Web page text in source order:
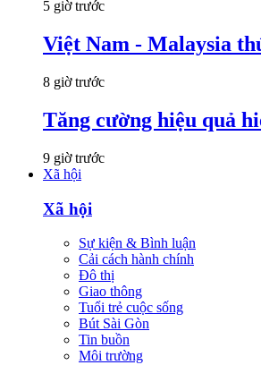
5 giờ trước
Việt Nam - Malaysia
8 giờ trước
Tăng cường hiệu quả
9 giờ trước
Xã hội
Xã hội
Sự kiện & Bình luận
Cải cách hành chính
Đô thị
Giao thông
Tuổi trẻ cuộc sống
Bút Sài Gòn
Tin buồn
Môi trường